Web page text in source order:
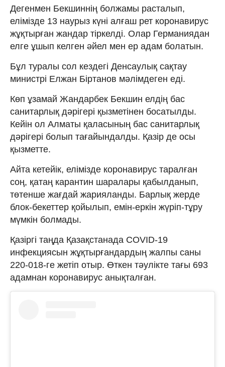
Дегенмен Бекшиннің болжамы расталып,
елімізде 13 наурыз күні алғаш рет коронавирус
жұқтырған жандар тіркелді. Олар Германиядан
елге ұшып келген әйел мен ер адам болатын.
Бұл туралы сол кездегі Денсаулық сақтау
министрі Елжан Біртанов мәлімдеген еді.
Көп ұзамай Жандарбек Бекшин елдің бас
санитарлық дәрігері қызметінен босатылды.
Кейін ол Алматы қаласының бас санитарлық
дәрігері болып тағайындалды. Қазір де осы
қызметте.
Айта кетейік, елімізде коронавирус таралған
соң, қатаң карантин шаралары қабылданып,
төтенше жағдай жарияланды. Барлық жерде
блок-бекеттер қойылып, емін-еркін жүріп-тұру
мүмкін болмады.
Қазіргі таңда Қазақстанада COVID-19
инфекциясын жұқтырғандардың жалпы саны
220-018-ге жетіп отыр. Өткен тәулікте тағы 693
адамнан коронавирус анықталған.